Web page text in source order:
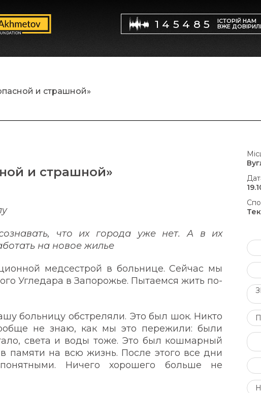
145485 ІСТОРІЙ НАМ
ВЖЕ
и страшной»
что их города уже нет. А в их
на новое жилье
медсестрой в больнице. Сейчас мы
Угледара в Запорожье. Пытаемся жить по-
больницу обстреляли. Это был шок. Никто
не знаю, как мы это пережили: были
света и воды тоже. Это был кошмарный
памяти на всю жизнь. После этого все дни
Ничего хорошего больше не
и страшной»